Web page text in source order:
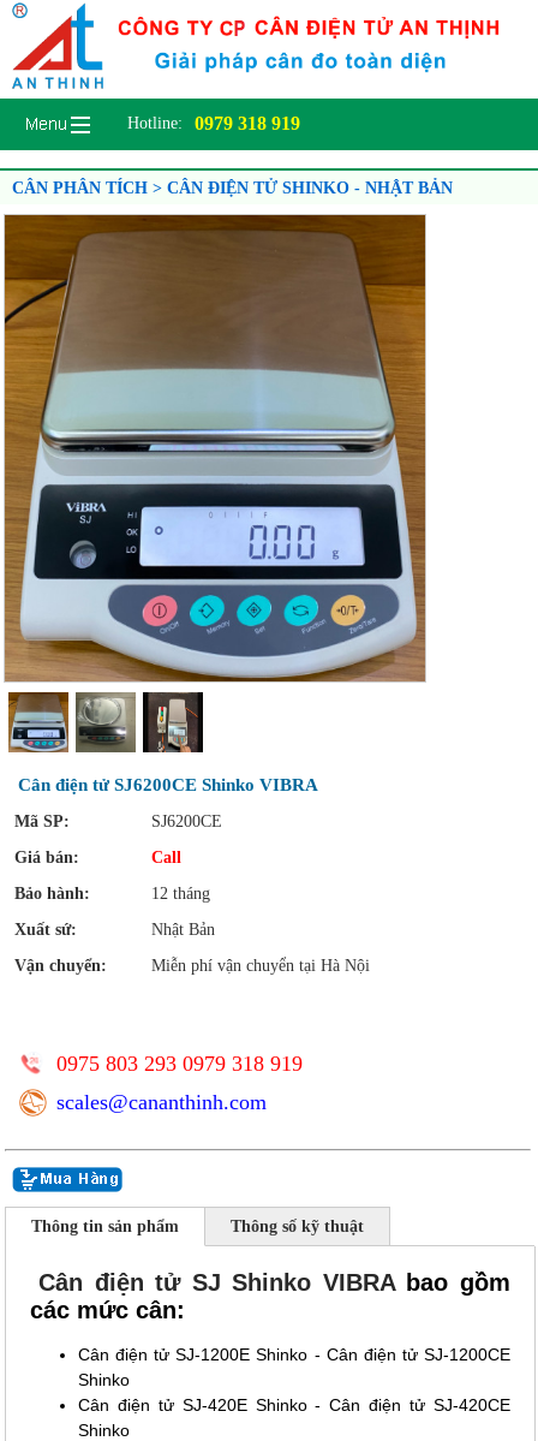
Hotline: 0979 318 919
CÂN PHÂN TÍCH > CÂN ĐIỆN TỬ SHINKO - NHẬT BẢN
Cân điện tử SJ6200CE Shinko VIBRA
Mã SP:
SJ6200CE
Giá bán:
Call
Bảo hành:
12 tháng
Xuất sứ:
Nhật Bản
Vận chuyển:
Miễn phí vận chuyển tại Hà Nội
0975 803 293 0979 318 919
scales@cananthinh.com
Thông tin sản phẩm Thông số kỹ thuật
Cân điện tử SJ Shinko VIBRAbao gồm
các mức cân:
Cân điện tử SJ-1200E Shinko - Cân điện tử SJ-1200CE
Shinko
Cân điện tử SJ-420E Shinko - Cân điện tử SJ-420CE
Shinko